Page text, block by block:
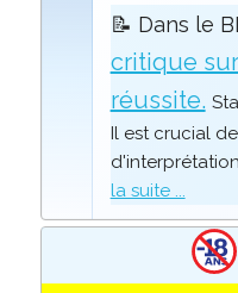
📝 Dans le
critique
réussite.
Il est crucial
la suite ...